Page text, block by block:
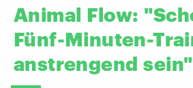
Animal Flow:
Fünf-Minuten-
anstrengend sein"